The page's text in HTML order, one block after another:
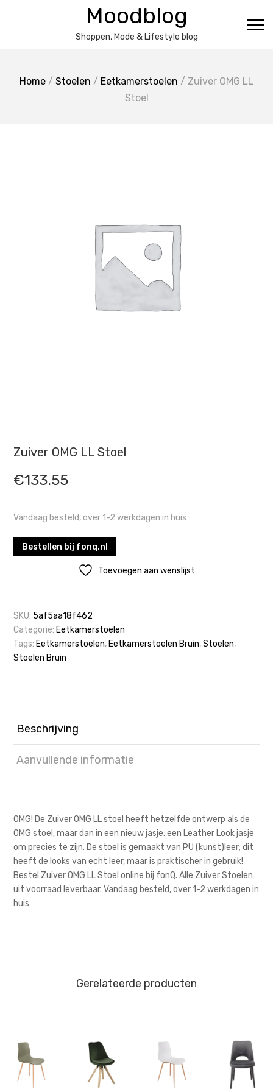
Moodblog
Shoppen, Mode & Lifestyle blog
Home / Stoelen / Eetkamerstoelen / Zuiver OMG LL
Stoel
Zuiver OMG LL Stoel
€133.55
Vandaag besteld, over 1-2 werkdagen in huis
Bestellen bij fonq.nl
Toevoegen aan wenslijst
SKU: 5af5aa18f462
Categorie: Eetkamerstoelen
Tags: Eetkamerstoelen, Eetkamerstoelen Bruin,Stoelen,
Stoelen Bruin
Beschrijving
Aanvullende informatie
OMG! De Zuiver OMG LL stoel heeft hetzelfde ontwerp als de
OMG stoel, maar dan in een nieuw jasje: een Leather Look jasje
om precies te zijn. De stoel is gemaakt van PU (kunst)leer; dit
heeft de looks van echt leer, maar is praktischer in gebruik!
Bestel Zuiver OMG LL Stoel online bij fonQ. Alle Zuiver Stoelen
uit voorraad leverbaar. Vandaag besteld, over 1-2 werkdagen in
huis
Gerelateerde producten